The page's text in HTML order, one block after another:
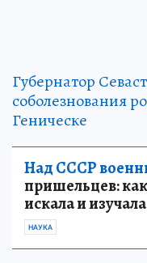
Губернатор
соболезнования
Геническе
Над СССР
пришельцев: как
искала и
НАУКА